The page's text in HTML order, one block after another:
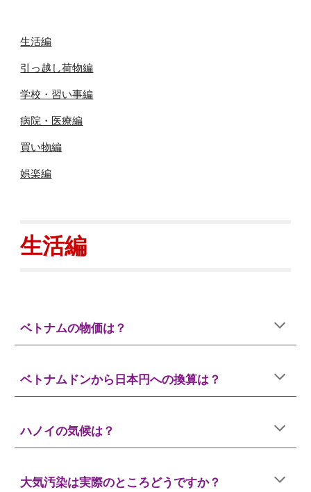
生活編
引っ越し荷物編
学校・習い事編
病院・医療編
買い物編
娯楽編
生活編
ベトナムの物価は？
ベトナムドンから日本円への換算は？
ハノイの気候は？
大気汚染は実際のところどうですか？